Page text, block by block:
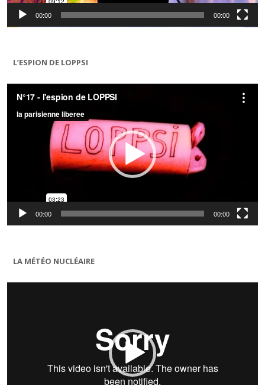
00:00 00:00
L’ESPION DE LOPPSI
Lecteur
vidéo
00:00 00:00
LA MÉTÉO NUCLÉAIRE
Lecteur